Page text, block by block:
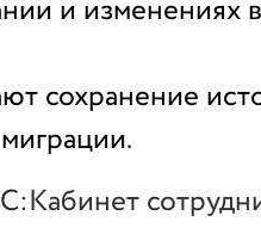
и изменениях
сохранение